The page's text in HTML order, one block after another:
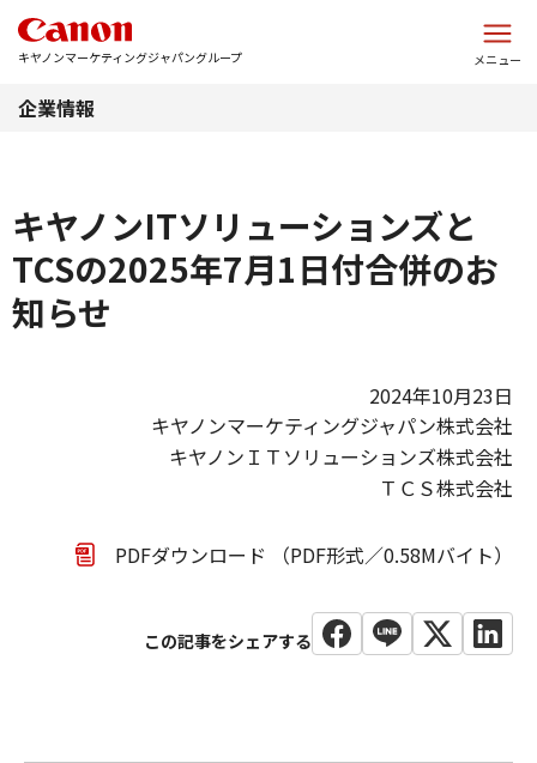
キヤノンマーケティングジャパングループ メニュー
企業情報
キヤノンITソリューションズと
TCSの2025年7月1日付合併のお
知らせ
2024年10月23日
キヤノンマーケティングジャパン株式会社
キヤノンＩＴソリューションズ株式会社
ＴＣＳ株式会社
PDFダウンロード （PDF形式／0.58Mバイト）